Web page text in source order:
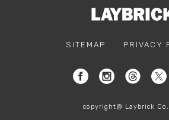
SITEMAP PRIVACY
copyright@ Laybrick